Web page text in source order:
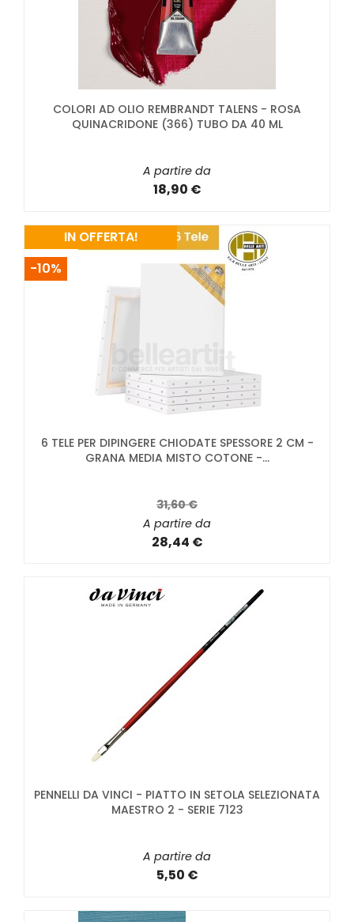
COLORI AD OLIO REMBRANDT TALENS - ROSA
QUINACRIDONE (366) TUBO DA 40 ML
A partire da
18,90 €
6 TELE PER DIPINGERE CHIODATE SPESSORE 2 CM -
GRANA MEDIA MISTO COTONE -...
31,60 €
A partire da
28,44 €
IN OFFERTA!
-10%
PENNELLI DA VINCI - PIATTO IN SETOLA SELEZIONATA
MAESTRO 2 - SERIE 7123
A partire da
5,50 €